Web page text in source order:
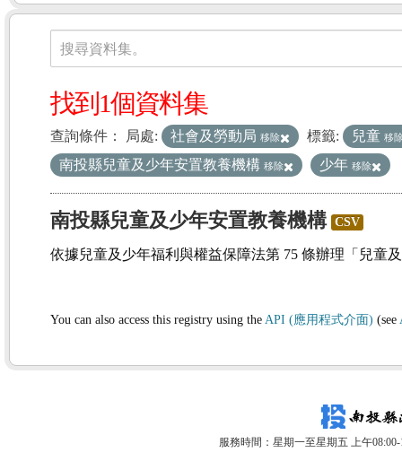
資料集
搜尋資料集。
找到1個資料集
查詢條件： 局處: 社會及勞動局 移除 標籤: 兒童 移
南投縣兒童及少年安置教養機構 移除 少年 移除
南投縣兒童及少年安置教養機構 CSV
依據兒童及少年福利與權益保障法第 75 條辦理「兒童
You can also access this registry using the API (應用程式介面) (see
服務時間：星期一至星期五 上午